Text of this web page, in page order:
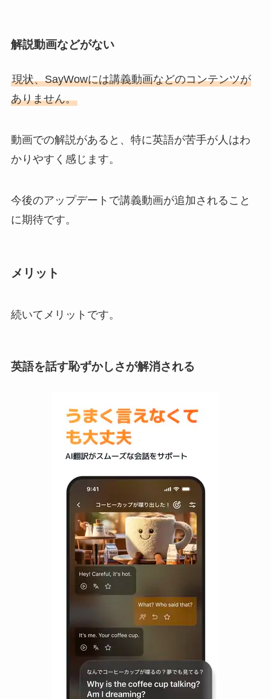
解説動画などがない
現状、SayWowには講義動画などのコンテンツが
ありません。
動画での解説があると、特に英語が苦手が人はわ
かりやすく感じます。
今後のアップデートで講義動画が追加されること
に期待です。
メリット
続いてメリットです。
英語を話す恥ずかしさが解消される